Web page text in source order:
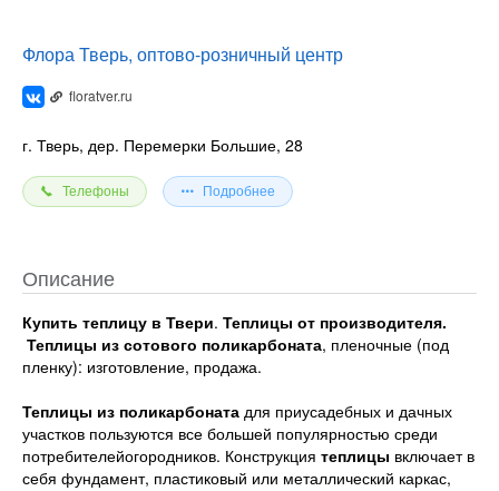
Флора Тверь, оптово-розничный центр
floratver.ru
г. Тверь, дер. Перемерки Большие, 28
Телефоны Подробнее
Описание
Купить теплицу в Твери. Теплицы от производителя.
Теплицы из сотового поликарбоната, пленочные (под
пленку): изготовление, продажа.
Теплицы из поликарбоната для приусадебных и дачных
участков пользуются все большей популярностью среди
потребителейогородников. Конструкция теплицы включает в
себя фундамент, пластиковый или металлический каркас,